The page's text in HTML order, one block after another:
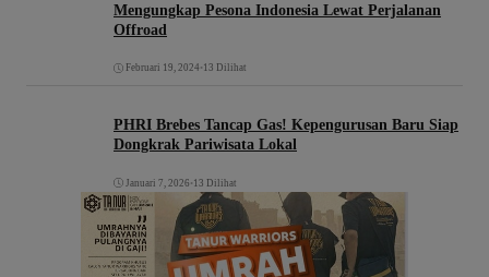
Mengungkap Pesona Indonesia Lewat Perjalanan
Offroad
Februari 19, 2024 • 13 Dilihat
PHRI Brebes Tancap Gas! Kepengurusan Baru Siap
Dongkrak Pariwisata Lokal
Januari 7, 2026 • 13 Dilihat